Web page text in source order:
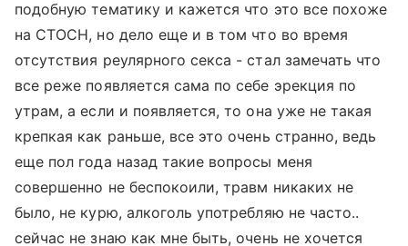
подобную тематику и кажется что это все похоже
на СТОСН, но дело еще и в том что во время
отсутствия реулярного секса - стал замечать что
все реже появляется сама по себе эрекция по
утрам, а если и появляется, то она уже не такая
крепкая как раньше, все это очень странно, ведь
еще пол года назад такие вопросы меня
совершенно не беспокоили, травм никаких не
было, не курю, алкоголь употребляю не часто..
сейчас не знаю как мне быть, очень не хочется